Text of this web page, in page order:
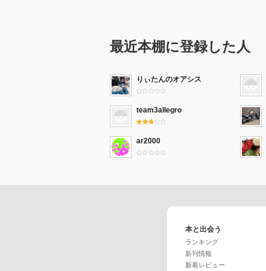
最近本棚に登録した人
りぃたんのオアシス
team3allegro
ar2000
本と出会う
ランキング
新刊情報
新着レビュー